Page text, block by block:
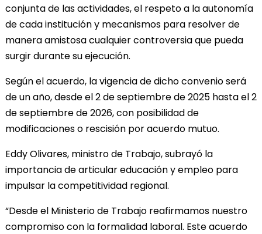
conjunta de las actividades, el respeto a la autonomía
de cada institución y mecanismos para resolver de
manera amistosa cualquier controversia que pueda
surgir durante su ejecución.
Según el acuerdo, la vigencia de dicho convenio será
de un año, desde el 2 de septiembre de 2025 hasta el 2
de septiembre de 2026, con posibilidad de
modificaciones o rescisión por acuerdo mutuo.
Eddy Olivares, ministro de Trabajo, subrayó la
importancia de articular educación y empleo para
impulsar la competitividad regional.
“Desde el Ministerio de Trabajo reafirmamos nuestro
compromiso con la formalidad laboral. Este acuerdo